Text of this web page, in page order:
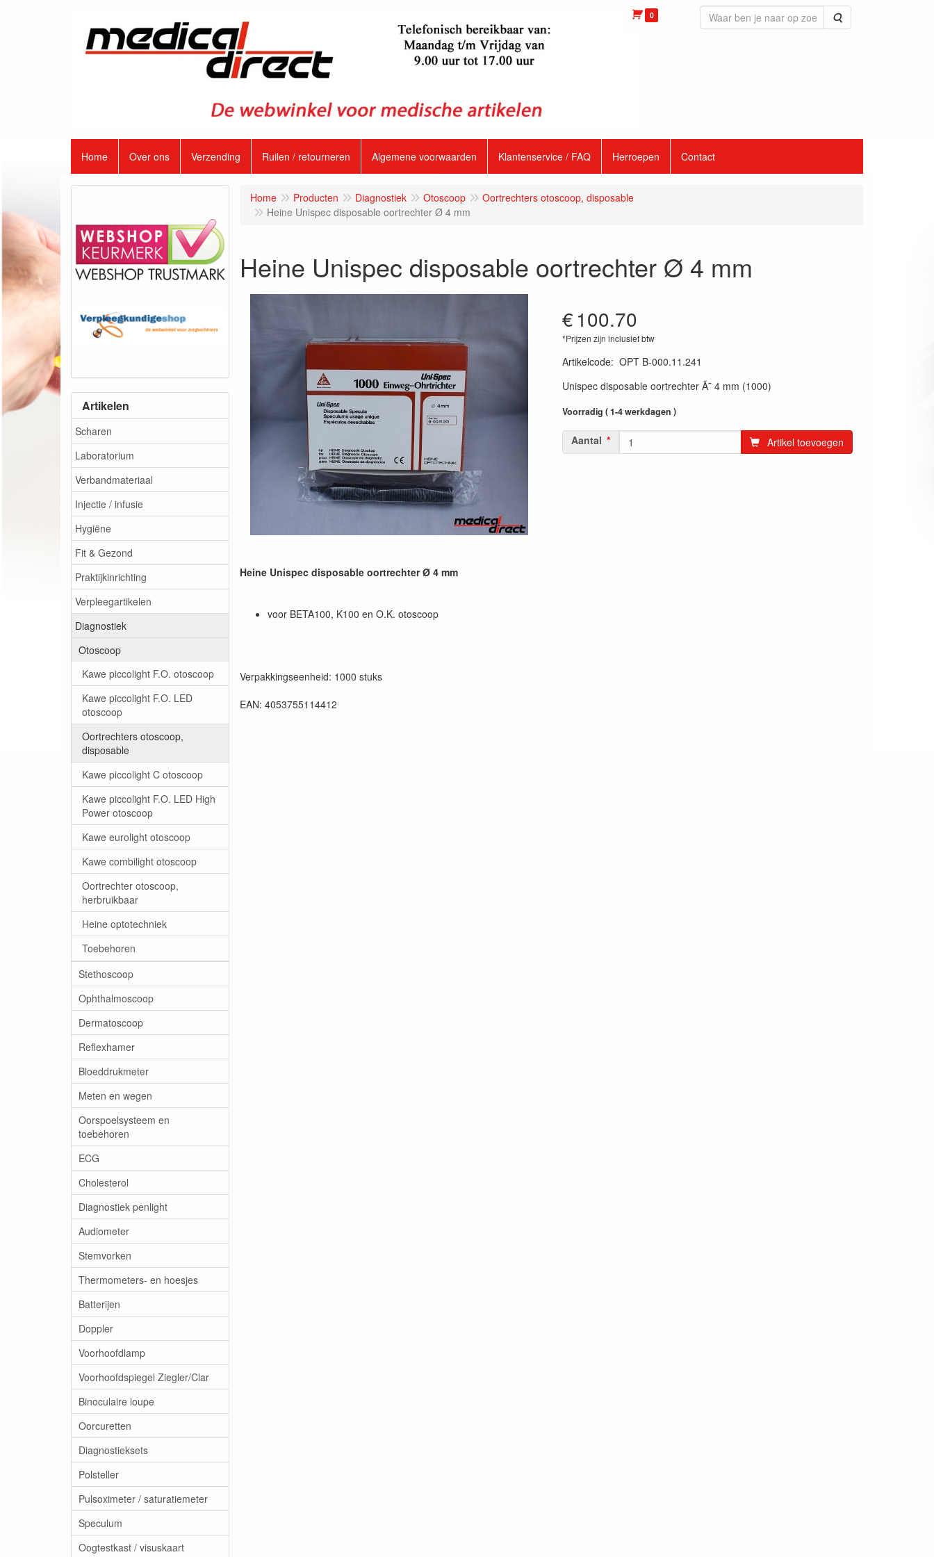
0 Zoeken
Home Over ons Verzending Ruilen / retourneren Algemene voorwaarden Klantenservice / FAQ Herroepen Contact
Artikelen
Scharen
Laboratorium
Verbandmateriaal
Injectie / infusie
Hygiëne
Fit & Gezond
Praktijkinrichting
Verpleegartikelen
Diagnostiek
Otoscoop
Kawe piccolight F.O. otoscoop
Kawe piccolight F.O. LED
otoscoop
Oortrechters otoscoop,
disposable
Kawe piccolight C otoscoop
Kawe piccolight F.O. LED High
Power otoscoop
Kawe eurolight otoscoop
Kawe combilight otoscoop
Oortrechter otoscoop,
herbruikbaar
Heine optotechniek
Toebehoren
Stethoscoop
Ophthalmoscoop
Dermatoscoop
Reflexhamer
Bloeddrukmeter
Meten en wegen
Oorspoelsysteem en
toebehoren
ECG
Cholesterol
Diagnostiek penlight
Audiometer
Stemvorken
Thermometers- en hoesjes
Batterijen
Doppler
Voorhoofdlamp
Voorhoofdspiegel Ziegler/Clar
Binoculaire loupe
Oorcuretten
Diagnostieksets
Polsteller
Pulsoximeter / saturatiemeter
Speculum
Oogtestkast / visuskaart
Home Producten Diagnostiek Otoscoop
Oortrechters otoscoop, disposable
Heine Unispec disposable oortrechter Ø 4 mm
Heine Unispec disposable oortrechter Ø 4 mm
€100.70
*Prijzen zijn inclusief btw
Artikelcode: OPT B-000.11.241
Unispec disposable oortrechter Ã˜ 4 mm (1000)
Voorradig ( 1-4 werkdagen )
Aantal Artikel toevoegen
Heine Unispec disposable oortrechter Ø 4 mm
voor BETA100, K100 en O.K. otoscoop
Verpakkingseenheid: 1000 stuks
EAN: 4053755114412